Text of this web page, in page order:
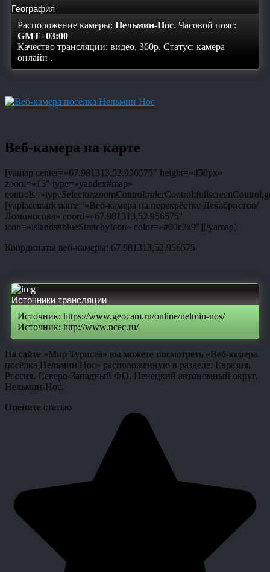
География
Расположение камеры: Нельмин-Нос. Часовой пояс:
GMT+03:00
Качество трансляции: видео, 360p. Статус: камера
онлайн .
Веб-камера на карте
[yamap center=»67.981313,52.956575″ height=»450px»
zoom=»15″ type=»yandex#map»
[yaplacemark name=»Веб-камера на перекрёстке Декабристов/
Ломоносова» coord=»67.981313,52.956575″
icon=»islands#blueStretchyIcon» color=»#00c2a9″][/yamap]
Координаты веб-камеры: 67.981313,52.956575
Источники трансляции
Источник: https://www.geocam.ru/online/nelmin-nos/
Источник: http://www.ncec.ru/
На сайте «Мир Туриста» вы можете посмотреть «Веб-камера
посёлка Нельмин Нос» расположенную в разделе: Евразия,
Россия, Северо-Западный ФО, Ненецкий автономный округ,
Нельмин-Нос.
Оцените статью